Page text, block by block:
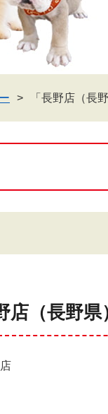
「長野店（長
店（長野